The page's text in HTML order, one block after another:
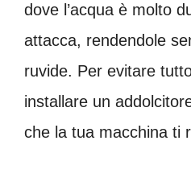
dove l’acqua è molto
attacca, rendendole
ruvide. Per evitare
installare un
che la tua macchina ti